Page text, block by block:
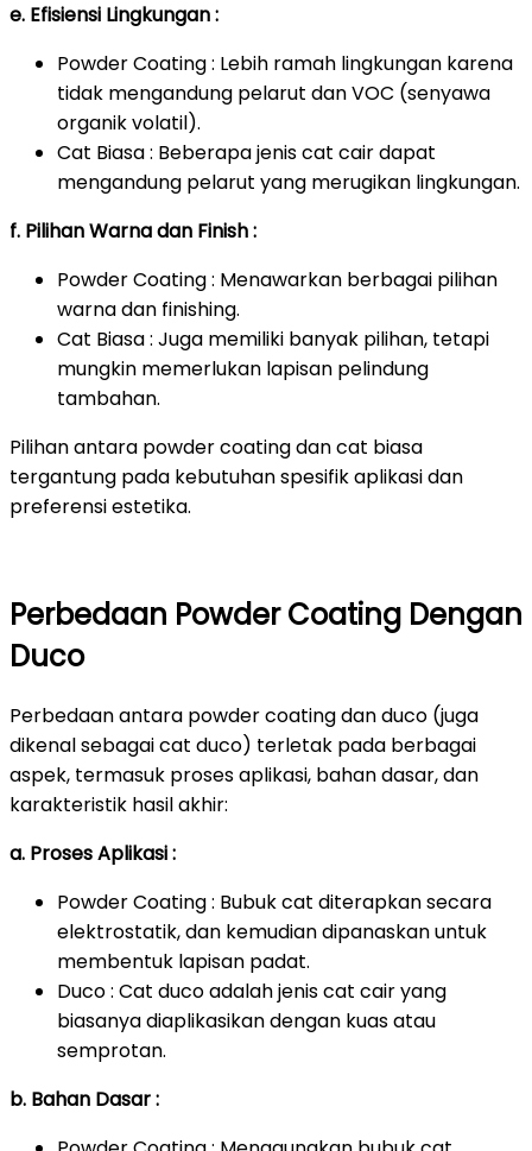
e. Efisiensi Lingkungan :
Powder Coating : Lebih ramah lingkungan karena
tidak mengandung pelarut dan VOC (senyawa
organik volatil).
Cat Biasa : Beberapa jenis cat cair dapat
mengandung pelarut yang merugikan lingkungan.
f. Pilihan Warna dan Finish :
Powder Coating : Menawarkan berbagai pilihan
warna dan finishing.
Cat Biasa : Juga memiliki banyak pilihan, tetapi
mungkin memerlukan lapisan pelindung
tambahan.
Pilihan antara powder coating dan cat biasa
tergantung pada kebutuhan spesifik aplikasi dan
preferensi estetika.
Perbedaan Powder Coating Dengan
Duco
Perbedaan antara powder coating dan duco (juga
dikenal sebagai cat duco) terletak pada berbagai
aspek, termasuk proses aplikasi, bahan dasar, dan
karakteristik hasil akhir:
a. Proses Aplikasi :
Powder Coating : Bubuk cat diterapkan secara
elektrostatik, dan kemudian dipanaskan untuk
membentuk lapisan padat.
Duco : Cat duco adalah jenis cat cair yang
biasanya diaplikasikan dengan kuas atau
semprotan.
b. Bahan Dasar :